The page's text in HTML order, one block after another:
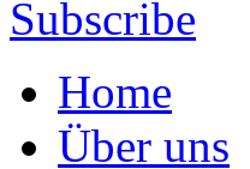
Home
Über uns